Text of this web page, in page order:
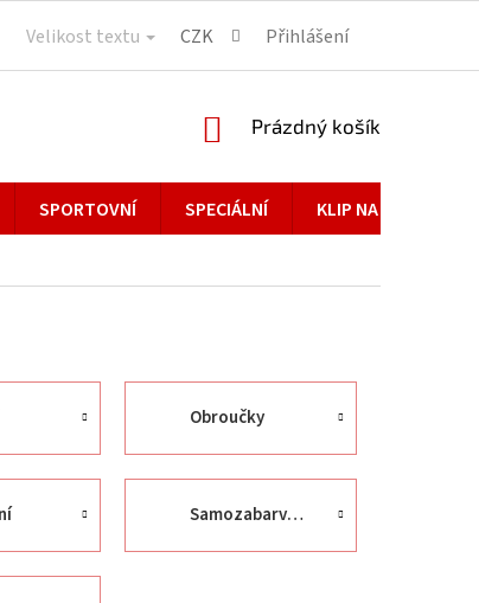
Velikost textu CZK Přihlášení
NÁKUPNÍ
Prázdný košík
SPORTOVNÍ SPECIÁLNÍ KLIP NA BRÝLE
Obroučky
Samozabarvovací